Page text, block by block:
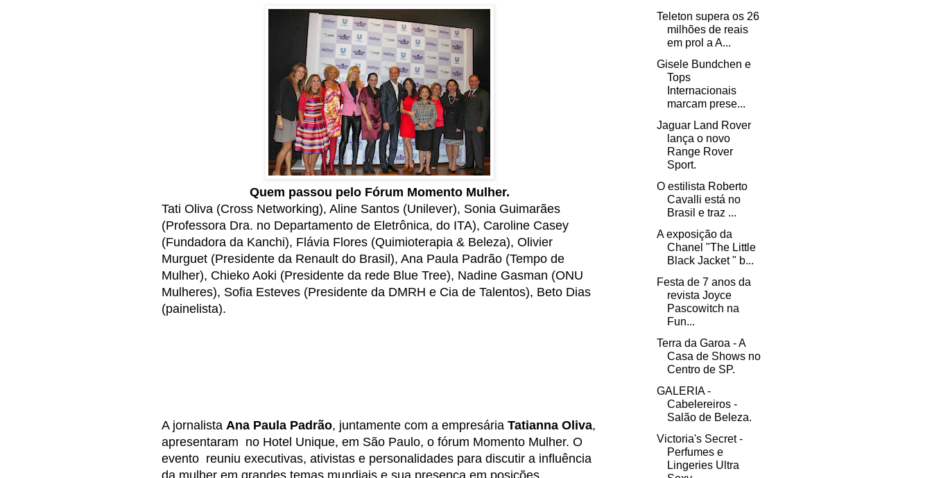
Quem passou pelo Fórum Momento Mulher.
Tati Oliva (Cross Networking), Aline Santos (Unilever), Sonia Guimarães
(Professora Dra. no Departamento de Eletrônica, do ITA), Caroline Casey
(Fundadora da Kanchi), Flávia Flores (Quimioterapia & Beleza), Olivier
Murguet (Presidente da Renault do Brasil), Ana Paula Padrão (Tempo de
Mulher), Chieko Aoki (Presidente da rede Blue Tree), Nadine Gasman (ONU
Mulheres), Sofia Esteves (Presidente da DMRH e Cia de Talentos), Beto Dias
(painelista).
A jornalista Ana Paula Padrão, juntamente com a empresária Tatianna Oliva,
apresentaram no Hotel Unique, em São Paulo, o fórum Momento Mulher. O
evento reuniu executivas, ativistas e personalidades para discutir a influência
Teleton supera os 26
milhões de reais
em prol a A...
Gisele Bundchen e
Tops
Internacionais
marcam prese...
Jaguar Land Rover
lança o novo
Range Rover
Sport.
O estilista Roberto
Cavalli está no
Brasil e traz ...
A exposição da
Chanel "The Little
Black Jacket " b...
Festa de 7 anos da
revista Joyce
Pascowitch na
Fun...
Terra da Garoa - A
Casa de Shows no
Centro de SP.
GALERIA -
Cabelereiros -
Salão de Beleza.
Victoria's Secret -
Perfumes e
Lingeries Ultra